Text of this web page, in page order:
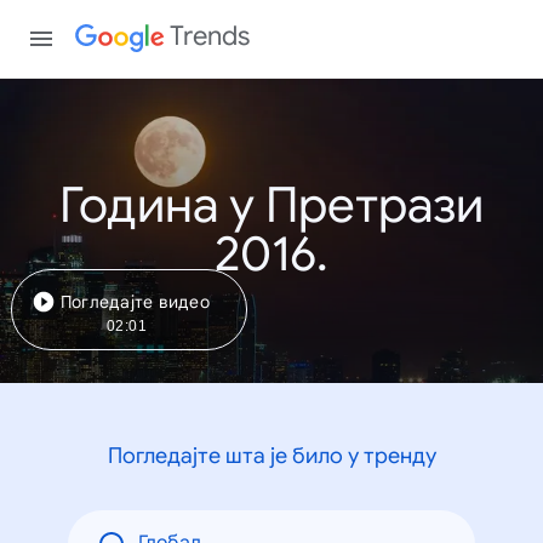
Trends
Година у Претрази
2016.
Погледајте видео
02:01
Погледајте шта је било у тренду